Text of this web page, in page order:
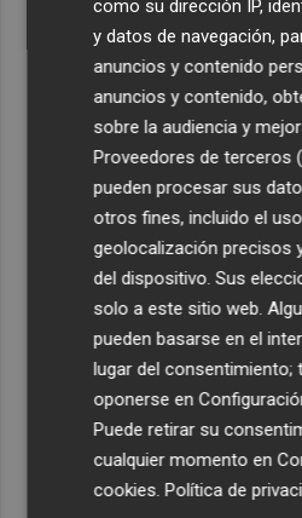
como su dirección IP,
y datos de navegación,
anuncios y contenido
anuncios y contenido,
sobre la audiencia y
Proveedores de terceros
pueden procesar sus
otros fines, incluido el
geolocalización precisos
del dispositivo. Sus
solo a este sitio web.
pueden basarse en el
lugar del consentimiento;
oponerse en
Puede retirar su
cualquier momento en
cookies .Política de